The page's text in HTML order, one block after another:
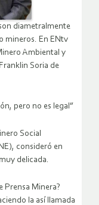
diametralmente
mineros. En ENtv
Ambiental y
Soria de
pero no es legal”
Social
consideró en
delicada.
Prensa Minera?
la así llamada